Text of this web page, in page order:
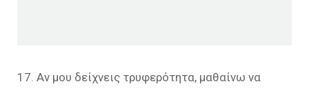
17. Αν μου δείχνεις τρυφερότητα, μαθαίνω να